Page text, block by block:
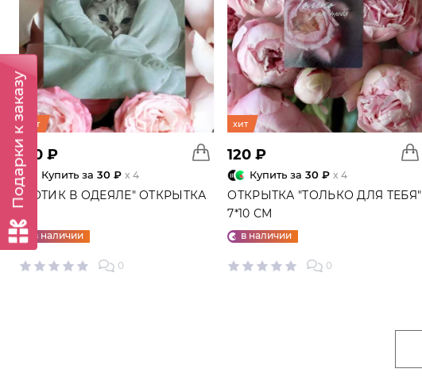
хит
120 ₽
Купить за 30 ₽ x 4
"КОТИК В ОДЕЯЛЕ" ОТКРЫТКА
в наличии
0
хит
120 ₽
Купить за 30 ₽ x 4
ОТКРЫТКА "ТОЛЬКО ДЛЯ ТЕБЯ"
7*10 СМ
в наличии
0
Подарки к заказу